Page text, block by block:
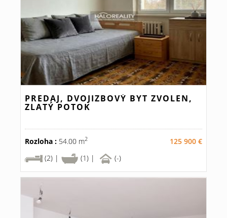
PREDAJ, DVOJIZBOVÝ BYT ZVOLEN,
ZLATÝ POTOK
Rozloha : 54.00 m2
125 900 €
(2) |
(1) | (-)